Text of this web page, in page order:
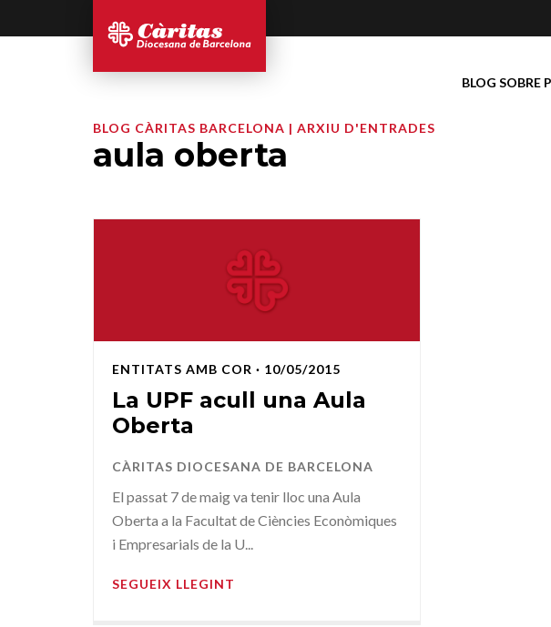
BLOG SOBRE
BLOG CÀRITAS BARCELONA | ARXIU D'ENTRADES
aula oberta
ENTITATS AMB COR · 10/05/2015
La UPF acull una Aula
Oberta
CÀRITAS DIOCESANA DE BARCELONA
El passat 7 de maig va tenir lloc una Aula
Oberta a la Facultat de Ciències Econòmiques
i Empresarials de la U...
SEGUEIX LLEGINT